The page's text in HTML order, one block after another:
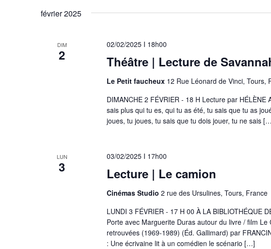
février 2025
DIM
2 Théâtre | Lecture de
02/02/2025 I 18h00
Le Petit faucheux 12 Rue Léonard de Vinci, Tours,
DIMANCHE 2 FÉVRIER - 18 H Lecture par HÉLÈNE
sais plus qui tu es, qui tu as été, tu sais que tu as
joues, tu joues, tu sais que tu dois jouer, tu ne sais
LUN
3 Lecture | Le camion
03/02/2025 I 17h00
Cinémas Studio 2 rue des Ursulines, Tours, France
LUNDI 3 FÉVRIER - 17 H 00 À LA BIBLIOTHÉQUE
Porte avec Marguerite Duras autour du livre / film
retrouvées (1969-1989) (Éd. Gallimard) par
: Une écrivaine lit à un comédien le scénario […]